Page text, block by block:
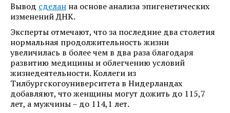
Вывод сделан на основе анализа эпигенетических
изменений ДНК.
Эксперты отмечают, что за последние два столетия
нормальная продолжительность жизни
увеличилась в более чем в два раза благодаря
развитию медицины и облегчению условий
жизнедеятельности. Коллеги из
Тилбургскогоуниверситета в Нидерландах
добавляют, что женщины могут дожить до 115,7
лет, а мужчины – до 114,1 лет.